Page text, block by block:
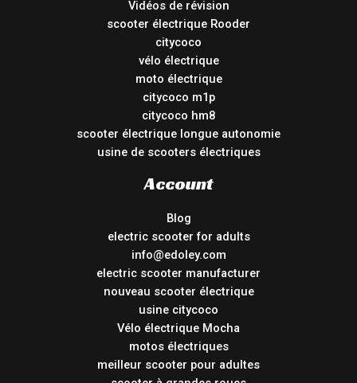
Vidéos de révision
scooter électrique Rooder
citycoco
vélo électrique
moto électrique
citycoco m1p
citycoco hm8
scooter électrique longue autonomie
usine de scooters électriques
Account
Blog
electric scooter for adults
info@edoley.com
electric scooter manufacturer
nouveau scooter électrique
usine citycoco
Vélo électrique Mocha
motos électriques
meilleur scooter pour adultes